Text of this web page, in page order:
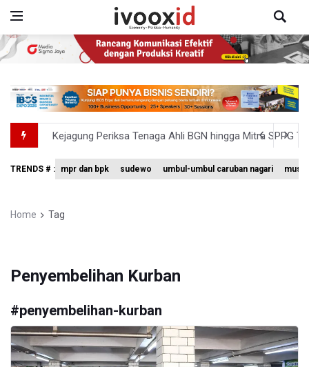
Kejagung Periksa Tenaga Ahli BGN hingga Mitra SPPG
Kemenaker Sebut 59 Persen Tenaga Kerja Indonesia
Gubernur Koster Beri Ruang Mengenalkan Arak Bali
TRENDS # : mpr dan bpk sudewo umbul-umbul caruban nagari
Home Tag
Penyembelihan Kurban
#penyembelihan-kurban